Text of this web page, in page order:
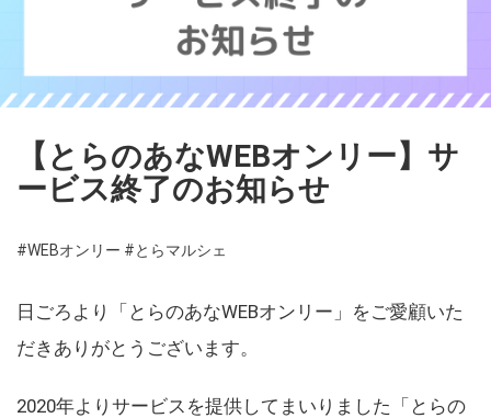
【とらのあなWEBオンリー】サ
ービス終了のお知らせ
#WEBオンリー #とらマルシェ
日ごろより「とらのあなWEBオンリー」をご愛顧いた
だきありがとうございます。
2020年よりサービスを提供してまいりました「とらの